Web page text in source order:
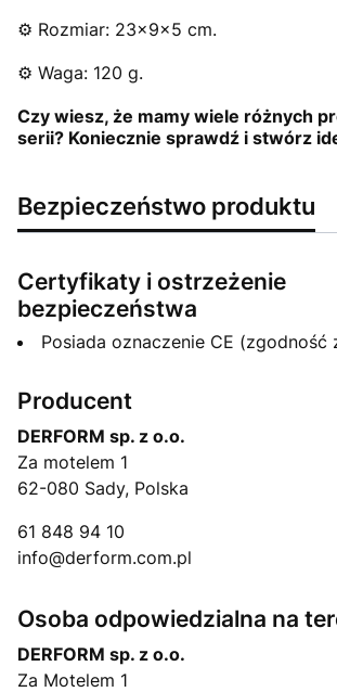
⚙️ Rozmiar: 23x9x5 cm.
⚙️ Waga: 120 g.
Czy wiesz, że mamy wiele różnych
serii? Koniecznie sprawdź i stwórz
Bezpieczeństwo produktu
Certyfikaty i ostrzeżenie
bezpieczeństwa
Posiada oznaczenie CE (zgodność
Producent
DERFORM sp. z o.o.
Za motelem 1
62-080 Sady, Polska
61 848 94 10
info@derform.com.pl
Osoba odpowiedzialna na
DERFORM sp. z o.o.
Za Motelem 1